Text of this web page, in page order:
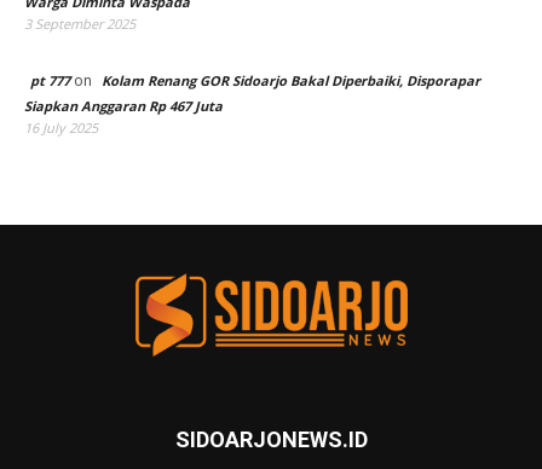
3 September 2025
pt 777on
Kolam Renang GOR Sidoarjo Bakal Diperbaiki, Disporapar
Siapkan Anggaran Rp 467 Juta
16 July 2025
SIDOARJONEWS.ID